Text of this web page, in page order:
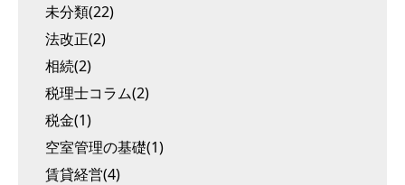
未分類(22)
法改正(2)
相続(2)
税理士コラム(2)
税金(1)
空室管理の基礎(1)
賃貸経営(4)